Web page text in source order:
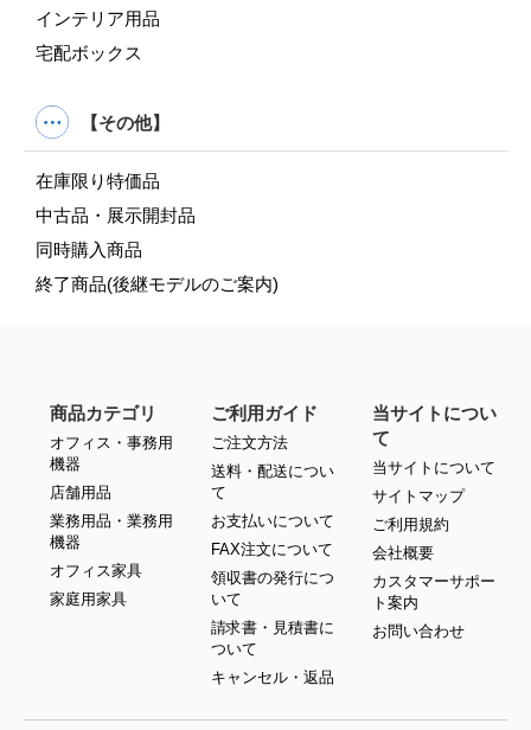
インテリア用品
宅配ボックス
【その他】
在庫限り特価品
中古品・展示開封品
同時購入商品
終了商品(後継モデルのご案内)
商品カテゴリ
オフィス・事務用
機器
店舗用品
業務用品・業務用
機器
オフィス家具
家庭用家具
ご利用ガイド
ご注文方法
送料・配送につい
て
お支払いについて
FAX注文について
領収書の発行につ
いて
請求書・見積書に
ついて
キャンセル・返品
当サイトについ
て
当サイトについて
サイトマップ
ご利用規約
会社概要
カスタマーサポー
ト案内
お問い合わせ